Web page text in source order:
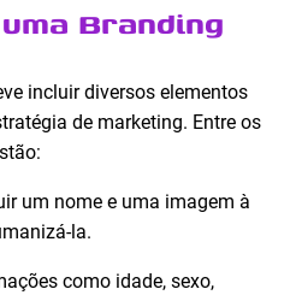
Branding
incluir diversos elementos
de marketing. Entre os
um nome e uma imagem à
la.
como idade, sexo,